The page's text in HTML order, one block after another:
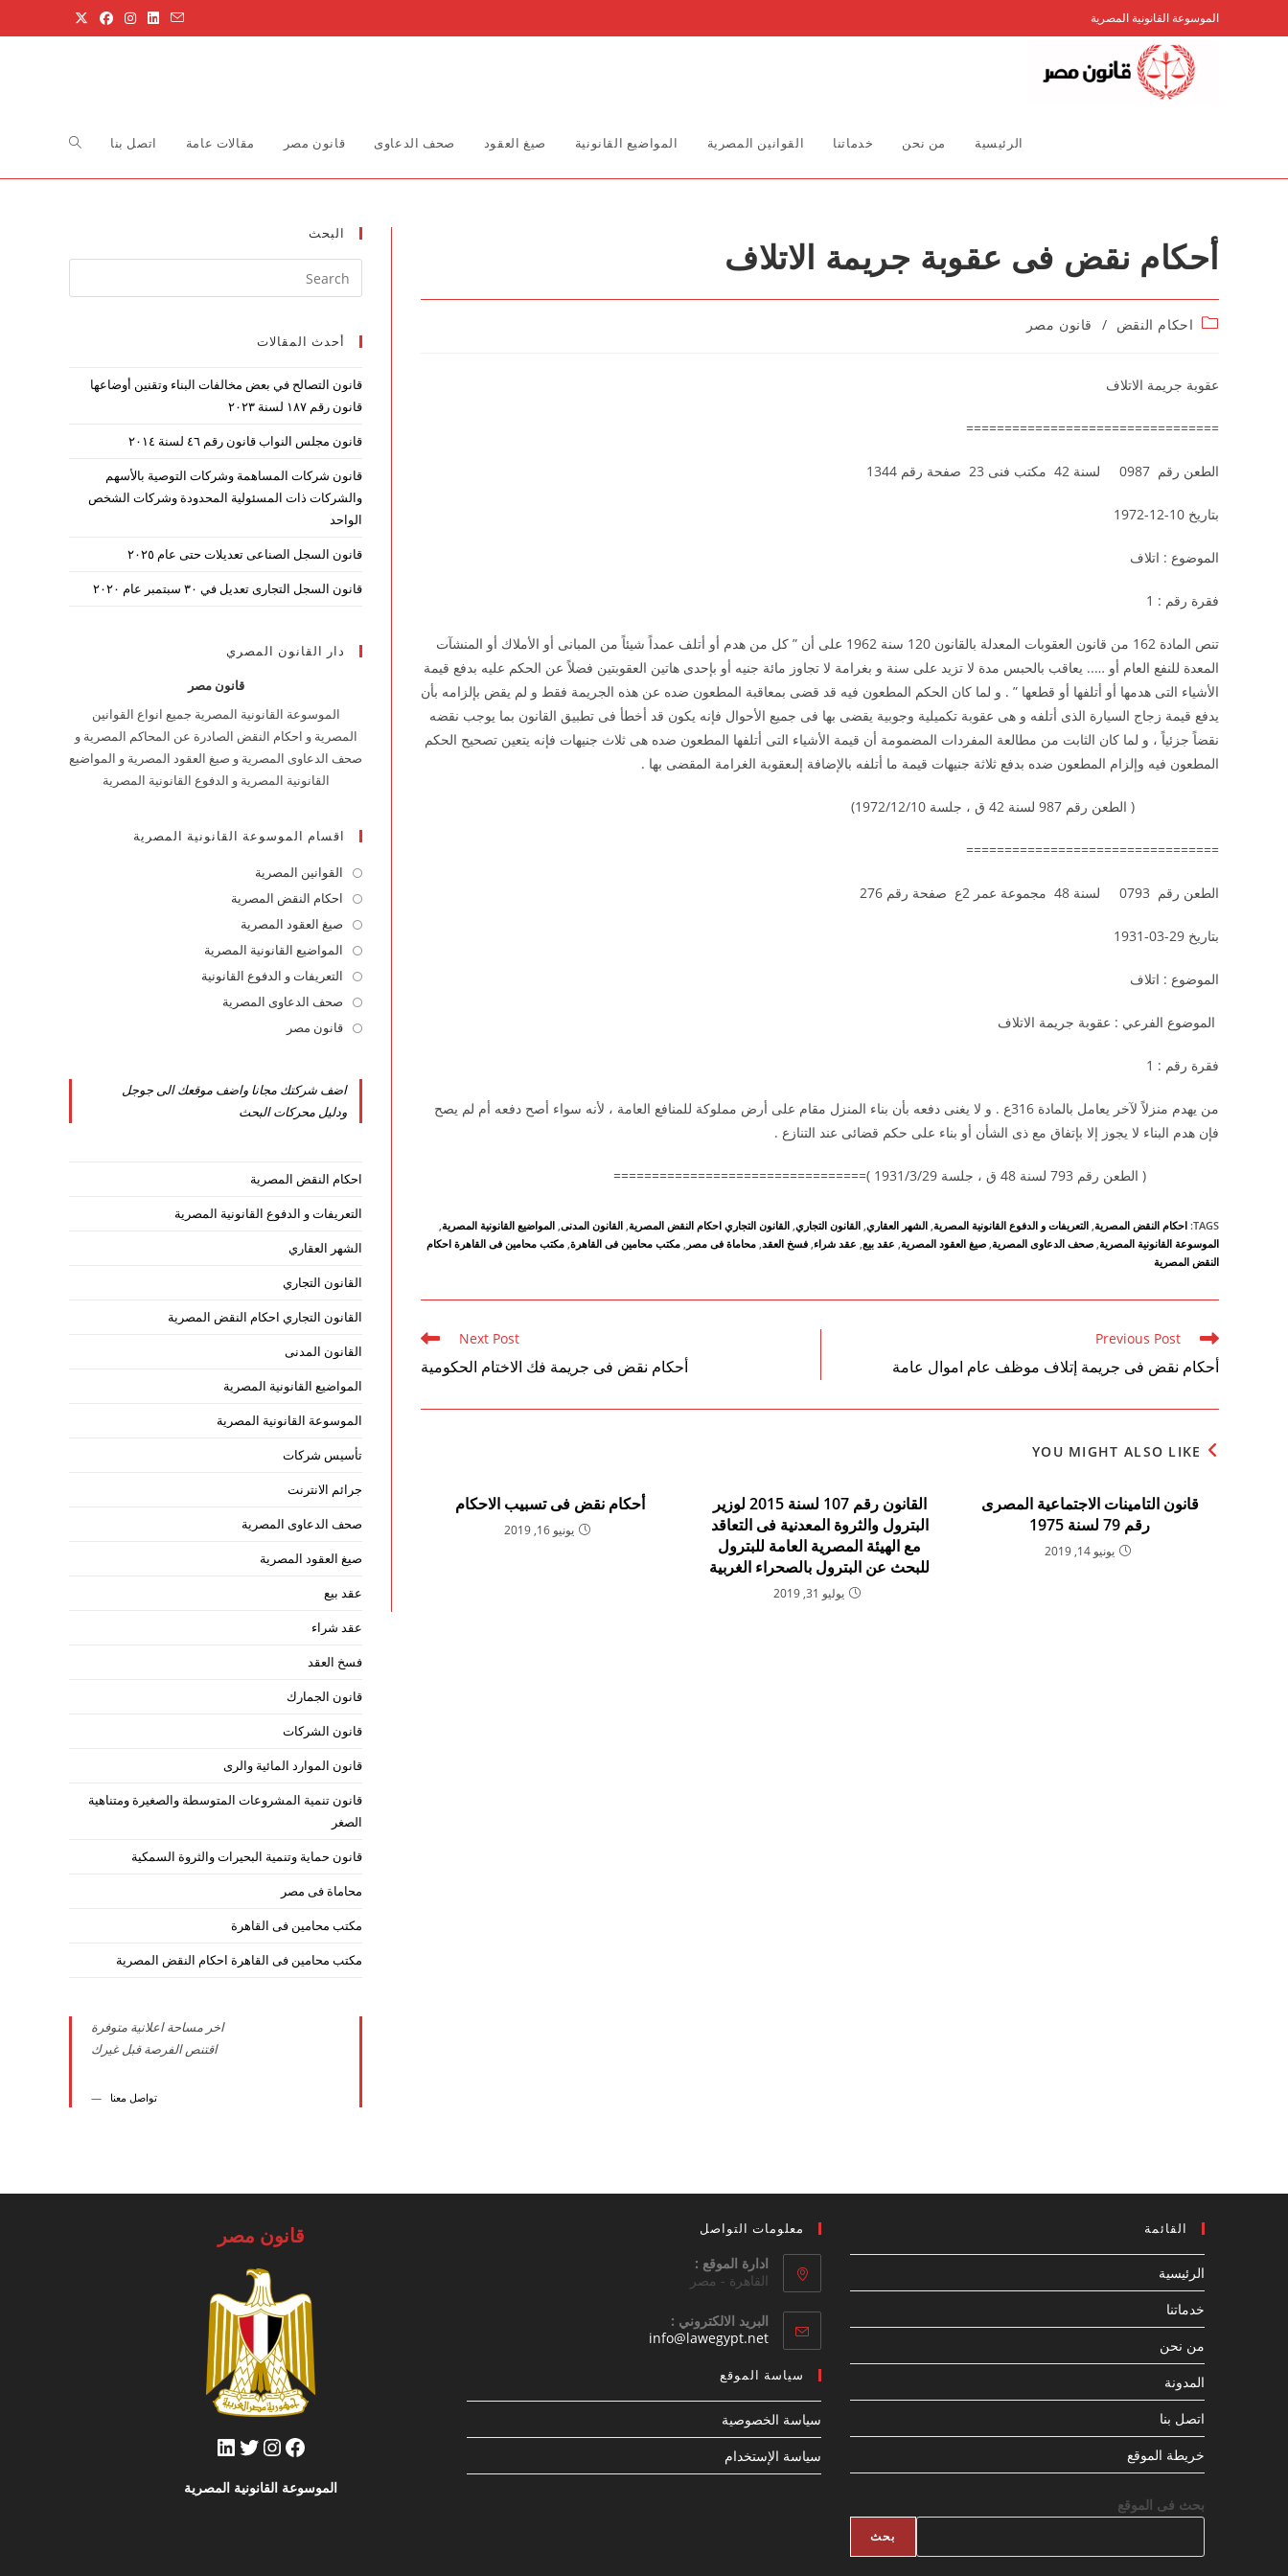
to
الموسوعة القانونية المصرية
الرئيسية من نحن خدماتنا القوانين المصرية المواضيع القانونية صيغ العقود صحف الدعاوى قانون مصر مقالات عامة اتصل بنا Toggle
أحكام نقض فى عقوبة جريمة الاتلاف
Post
احكام النقض / قانون مصر
عقوبة جريمة الاتلاف
=================================
الطعن رقم 0987 لسنة 42 مكتب فنى 23 صفحة رقم 1344
بتاريخ 10-12-1972
الموضوع : اتلاف
فقرة رقم : 1
تنص المادة 162 من قانون العقوبات المعدلة بالقانون 120 سنة 1962 على أن ” كل من هدم أو أتلف عمداً شيئاً من المبانى أو الأملاك أو المنشآت
المعدة للنفع العام أو ….. يعاقب بالحبس مدة لا تزيد على سنة و بغرامة لا تجاوز مائة جنيه أو بإحدى هاتين العقوبتين فضلاً عن الحكم عليه بدفع قيمة
الأشياء التى هدمها أو أتلفها أو قطعها ” . و لما كان الحكم المطعون فيه قد قضى بمعاقبة المطعون ضده عن هذه الجريمة فقط و لم يقض بإلزامه بأن
يدفع قيمة زجاج السيارة الذى أتلفه و هى عقوبة تكميلية وجوبية يقضى بها فى جميع الأحوال فإنه يكون قد أخطأ فى تطبيق القانون بما يوجب نقضه
نقضاً جزئياً ، و لما كان الثابت من مطالعة المفردات المضمومة أن قيمة الأشياء التى أتلفها المطعون ضده هى ثلاث جنيهات فإنه يتعين تصحيح الحكم
المطعون فيه وإلزام المطعون ضده بدفع ثلاثة جنيهات قيمة ما أتلفه بالإضافة إلىعقوبة الغرامة المقضى بها .
( الطعن رقم 987 لسنة 42 ق ، جلسة 1972/12/10)
=================================
الطعن رقم 0793 لسنة 48 مجموعة عمر 2ع صفحة رقم 276
بتاريخ 29-03-1931
الموضوع : اتلاف
الموضوع الفرعي : عقوبة جريمة الاتلاف
فقرة رقم : 1
من يهدم منزلاً لآخر يعامل بالمادة 316ع . و لا يغنى دفعه بأن بناء المنزل مقام على أرض مملوكة للمنافع العامة ، لأنه سواء أصح دفعه أم لم يصح
فإن هدم البناء لا يجوز إلا بإتفاق مع ذى الشأن أو بناء على حكم قضائى عند التنازع .
( الطعن رقم 793 لسنة 48 ق ، جلسة 1931/3/29 )=================================
TAGS
: احكام النقض المصرية, التعريفات و الدفوع القانونية المصرية, الشهر العقاري, القانون التجاري, القانون التجاري احكام النقض المصرية, القانون المدنى, المواضيع القانونية المصرية,
الموسوعة القانونية المصرية, صحف الدعاوى المصرية, صيغ العقود المصرية, عقد بيع, عقد شراء, فسخ العقد, محاماة فى مصر , مكتب محامين فى القاهرة, مكتب محامين فى القاهرة احكام
النقض المصرية
Read
more
articles
Previous Post
أحكام نقض فى جريمة إتلاف موظف عام اموال عامة
Next Post
أحكام نقض فى جريمة فك الاختام الحكومية
YOU MIGHT ALSO LIKE
أحكام نقض فى تسبيب الاحكام
يونيو 16, 2019
القانون رقم 107 لسنة 2015 لوزير
البترول والثروة المعدنية فى التعاقد
مع الهيئة المصرية العامة للبترول
للبحث عن البترول بالصحراء الغربية
يوليو 31, 2019
قانون التامينات الاجتماعية المصرى
رقم 79 لسنة 1975
يونيو 14, 2019
البحث
Escape
أحدث المقالات
قانون التصالح في بعض مخالفات البناء وتقنين أوضاعها
قانون رقم ۱۸۷ لسنة ۲۰۲۳
قانون مجلس النواب قانون رقم ٤٦ لسنة ٢٠١٤
قانون شركات المساهمة وشركات التوصية بالأسهم
والشركات ذات المسئولية المحدودة وشركات الشخص
الواحد
قانون السجل الصناعى تعديلات حتى عام ٢٠٢٥
قانون السجل التجارى تعديل في ٣٠ سبتمبر عام ٢٠٢٠
دار القانون المصري
قانون مصر
الموسوعة القانونية المصرية جميع انواع القوانين
المصرية و احكام النقض الصادرة عن المحاكم المصرية و
صحف الدعاوى المصرية و صيغ العقود المصرية و المواضيع
القانونية المصرية و الدفوع القانونية المصرية
اقسام الموسوعة القانونية المصرية
القوانين المصرية
in
a
new
tab
احكام النقض المصرية
a
new
صيغ العقود المصرية
in
a
new
المواضيع القانونية المصرية
inالتعريفات و الدفوع القانونية
صحف الدعاوى المصرية
tab
قانون مصر
new
tab
اضف شركتك مجانا واضف موقعك الى جوجل
ودليل محركات البحث
احكام النقض المصرية
التعريفات و الدفوع القانونية المصرية
الشهر العقاري
القانون التجاري
القانون التجاري احكام النقض المصرية
القانون المدنى
المواضيع القانونية المصرية
الموسوعة القانونية المصرية
تأسيس شركات
جرائم الانترنت
صحف الدعاوى المصرية
صيغ العقود المصرية
عقد بيع
عقد شراء
فسخ العقد
قانون الجمارك
قانون الشركات
قانون الموارد المائية والرى
قانون تنمية المشروعات المتوسطة والصغيرة ومتناهية
الصغر
قانون حماية وتنمية البحيرات والثروة السمكية
محاماة فى مصر
مكتب محامين فى القاهرة
مكتب محامين فى القاهرة احكام النقض المصرية
اخر مساحة اعلانية متوفرة
اقتنص الفرصة قبل غيرك
تواصل معنا
القائمة
الرئيسية
خدماتنا
من نحن
المدونة
اتصل بنا
خريطة الموقع
بحث فى الموقع
بحث
معلومات التواصل
ادارة الموقع :
القاهرة - مصر
البريد الالكتروني :
info@lawegypt.net
Opens
سياسة الموقع
سياسة الخصوصية
سياسة الإستخدام
قانون مصر
فيسبوكإنستجرام
تويتر لينكد إن
الموسوعة القانونية المصرية